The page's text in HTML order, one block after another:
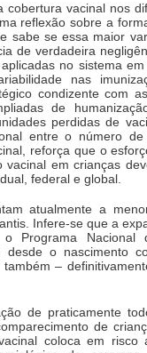
vacinal nos
reflexão sobre a
sabe se essa maior
de verdadeira
no sistema
nas
condizente com
de
perdidas de
entre o número
reforça que o
em crianças
federal e global.
atualmente a
Infere-se que a
Programa Nacional
o nascimento
–
de praticamente
de
coloca em risco